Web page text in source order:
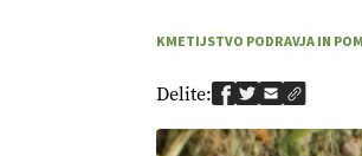
KMETIJSTVO PODRAVJA IN
Delite: